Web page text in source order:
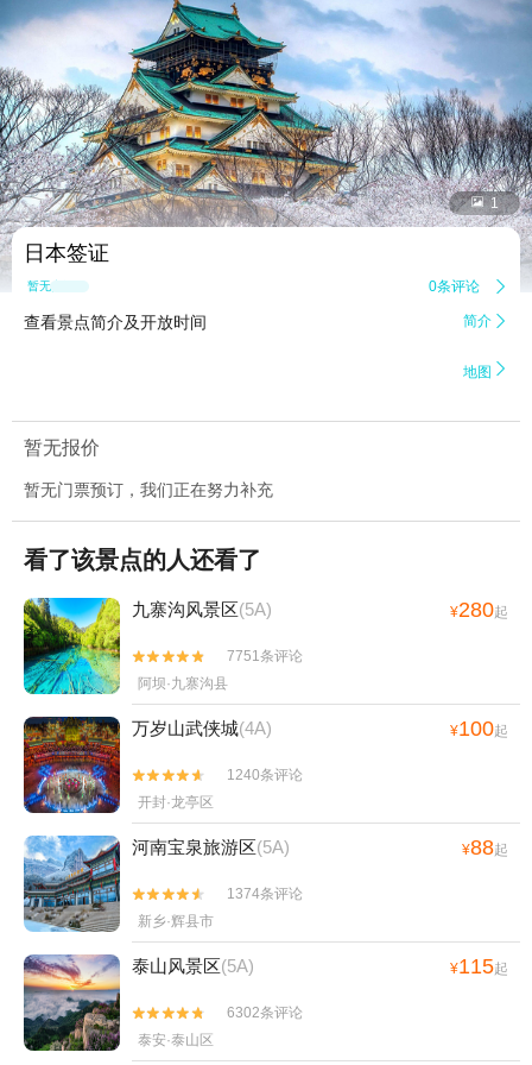
 1
日本签证
暂无点评 0条评论 
查看景点简介及开放时间 简介 
地图 
暂无报价
暂无门票预订，我们正在努力补充
看了该景点的人还看了
九寨沟风景区(5A) ¥280起


7751条评论
阿坝·九寨沟县
万岁山武侠城(4A) ¥100起


1240条评论
开封·龙亭区
河南宝泉旅游区(5A) ¥88起


1374条评论
新乡·辉县市
泰山风景区(5A) ¥115起


6302条评论
泰安·泰山区
